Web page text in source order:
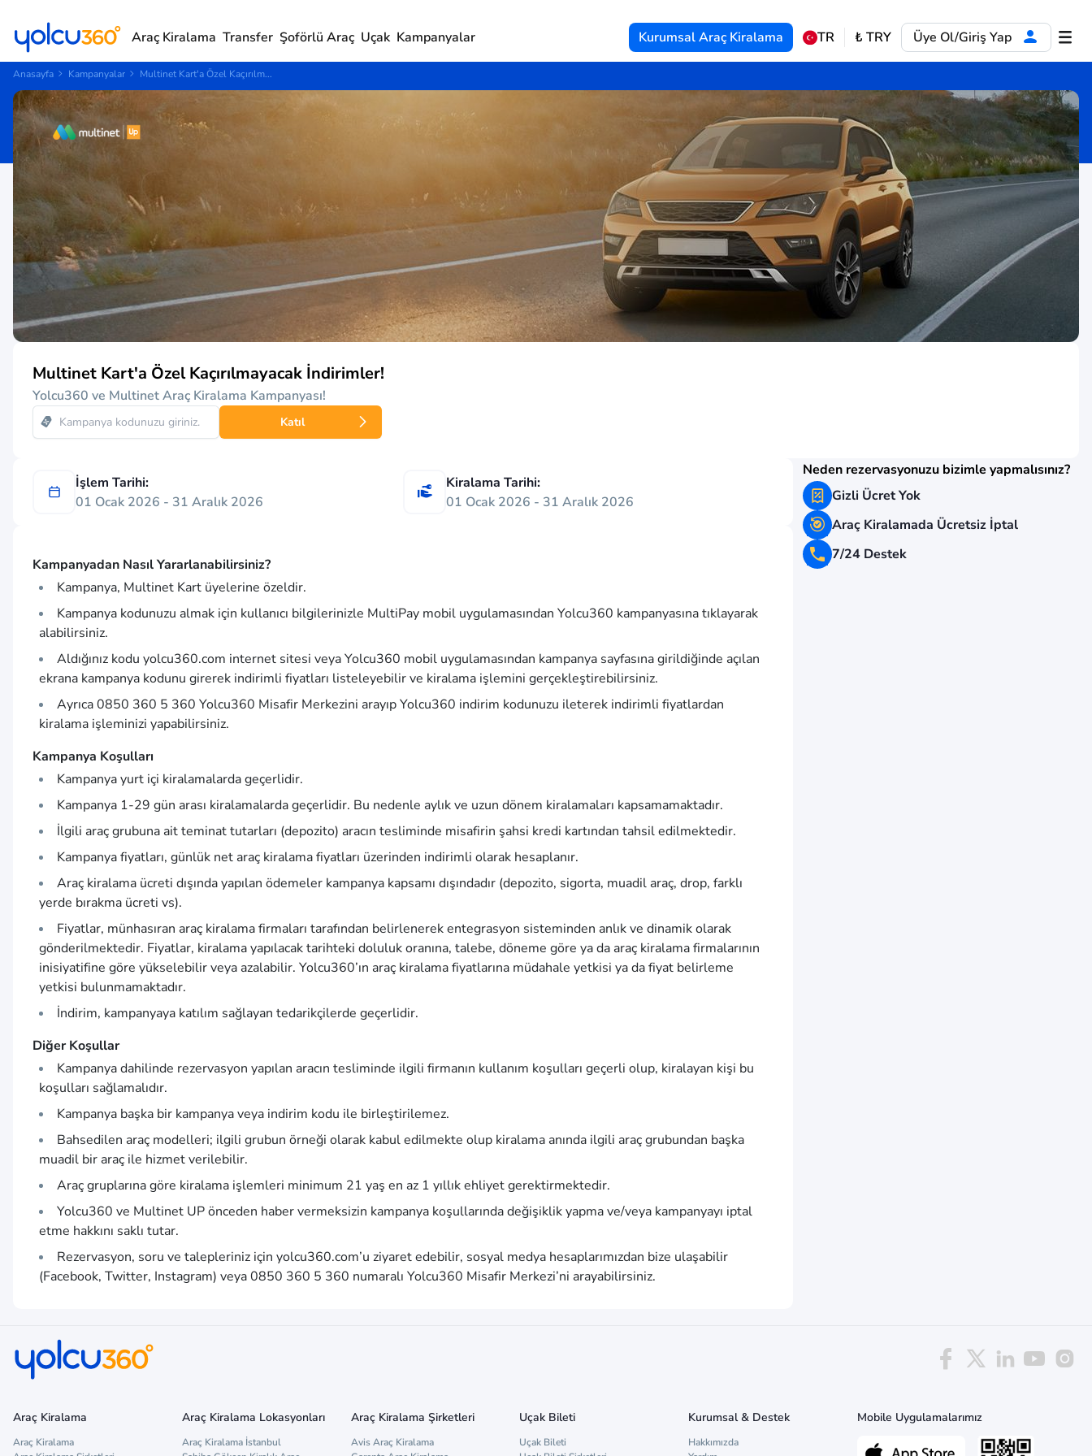
Araç Kiralama Transfer Şoförlü Araç Uçak Kampanyalar Kurumsal Araç Kiralama TR ₺ TRY Üye Ol/Giriş Yap
Anasayfa Kampanyalar Multinet Kart'a Özel Kaçırılm...
Multinet Kart'a Özel Kaçırılmayacak İndirimler!
Yolcu360 ve Multinet Araç Kiralama Kampanyası!
Katıl
İşlem Tarihi:
01 Ocak 2026 - 31 Aralık 2026
Kiralama Tarihi:
01 Ocak 2026 - 31 Aralık 2026
Kampanyadan Nasıl Yararlanabilirsiniz?
Kampanya, Multinet Kart üyelerine özeldir.
Kampanya kodunuzu almak için kullanıcı bilgilerinizle MultiPay mobil uygulamasından Yolcu360 kampanyasına tıklayarak
alabilirsiniz.
Aldığınız kodu yolcu360.com internet sitesi veya Yolcu360 mobil uygulamasından kampanya sayfasına girildiğinde açılan
ekrana kampanya kodunu girerek indirimli fiyatları listeleyebilir ve kiralama işlemini gerçekleştirebilirsiniz.
Ayrıca 0850 360 5 360 Yolcu360 Misafir Merkezini arayıp Yolcu360 indirim kodunuzu ileterek indirimli fiyatlardan
kiralama işleminizi yapabilirsiniz.
Kampanya Koşulları
Kampanya yurt içi kiralamalarda geçerlidir.
Kampanya 1-29 gün arası kiralamalarda geçerlidir. Bu nedenle aylık ve uzun dönem kiralamaları kapsamamaktadır.
İlgili araç grubuna ait teminat tutarları (depozito) aracın tesliminde misafirin şahsi kredi kartından tahsil edilmektedir.
Kampanya fiyatları, günlük net araç kiralama fiyatları üzerinden indirimli olarak hesaplanır.
Araç kiralama ücreti dışında yapılan ödemeler kampanya kapsamı dışındadır (depozito, sigorta, muadil araç, drop, farklı
yerde bırakma ücreti vs).
Fiyatlar, münhasıran araç kiralama firmaları tarafından belirlenerek entegrasyon sisteminden anlık ve dinamik olarak
gönderilmektedir. Fiyatlar, kiralama yapılacak tarihteki doluluk oranına, talebe, döneme göre ya da araç kiralama firmalarının
inisiyatifine göre yükselebilir veya azalabilir. Yolcu360’ın araç kiralama fiyatlarına müdahale yetkisi ya da fiyat belirleme
yetkisi bulunmamaktadır.
İndirim, kampanyaya katılım sağlayan tedarikçilerde geçerlidir.
Diğer Koşullar
Kampanya dahilinde rezervasyon yapılan aracın tesliminde ilgili firmanın kullanım koşulları geçerli olup, kiralayan kişi bu
koşulları sağlamalıdır.
Kampanya başka bir kampanya veya indirim kodu ile birleştirilemez.
Bahsedilen araç modelleri; ilgili grubun örneği olarak kabul edilmekte olup kiralama anında ilgili araç grubundan başka
muadil bir araç ile hizmet verilebilir.
Araç gruplarına göre kiralama işlemleri minimum 21 yaş en az 1 yıllık ehliyet gerektirmektedir.
Yolcu360 ve Multinet UP önceden haber vermeksizin kampanya koşullarında değişiklik yapma ve/veya kampanyayı iptal
etme hakkını saklı tutar.
Rezervasyon, soru ve talepleriniz için yolcu360.com’u ziyaret edebilir, sosyal medya hesaplarımızdan bize ulaşabilir
(Facebook, Twitter, Instagram) veya 0850 360 5 360 numaralı Yolcu360 Misafir Merkezi’ni arayabilirsiniz.
Neden rezervasyonuzu bizimle yapmalısınız?
Gizli Ücret Yok
Araç Kiralamada Ücretsiz İptal
7/24 Destek
Araç Kiralama
Araç Kiralama
Araç Kiralama Lokasyonları
Araç Kiralama İstanbul
Araç Kiralama Şirketleri
Avis Araç Kiralama
Uçak Bileti
Uçak Bileti
Kurumsal & Destek
Hakkımızda
Mobile Uygulamalarımız